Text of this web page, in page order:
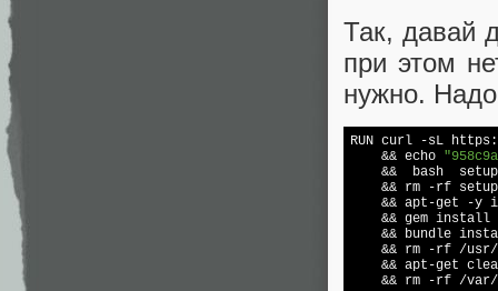
Так, давай
при этом
нужно.
RUN curl -sL
    &&
echo
&&  bash
&& rm -rf
&& apt-get -y
&& gem
&& bundle
    && rm -rf /usr/
&& apt-get
&& rm -rf /